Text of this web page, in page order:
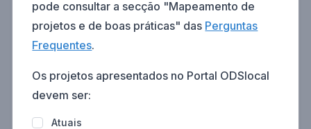
Primeiro nome
Último nome
pode consultar a secção "Mapeamento de
projetos e de boas práticas" das Perguntas
Frequentes.
Os projetos apresentados no Portal ODSlocal
devem ser:
Atuais